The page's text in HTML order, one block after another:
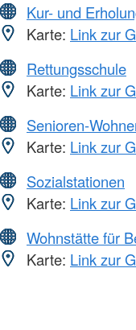
Kur- und
Karte: Link zur
Rettungsschule
Karte: Link zur
Senioren-
Karte: Link zur
Sozialstationen
Karte: Link zur
Wohnstätte für
Karte: Link zur